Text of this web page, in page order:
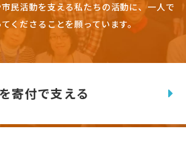
民活動を支える私たちの活動に、一人で
くださることを願っています。
寄付で支える